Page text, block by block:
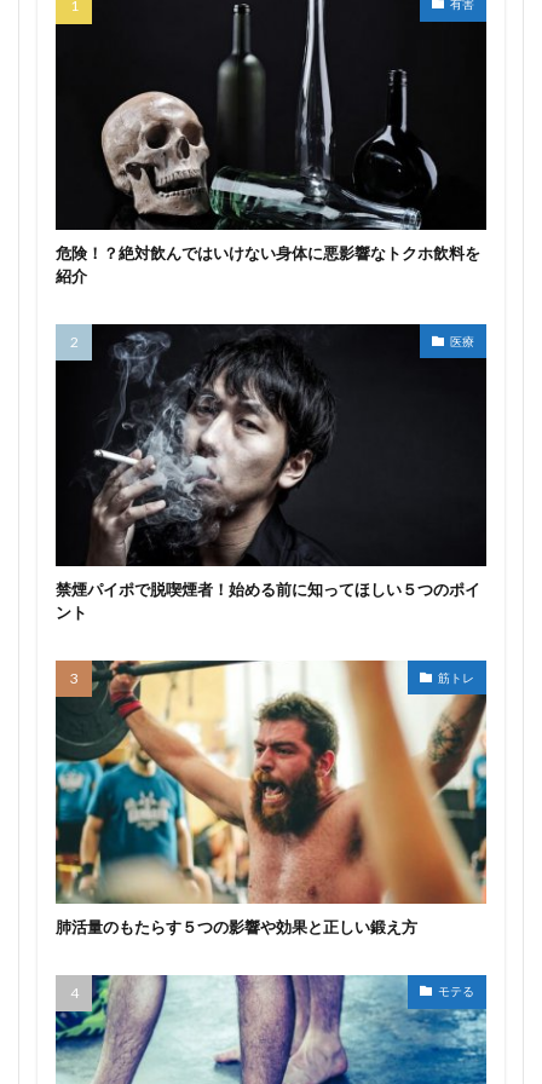
有害
危険！？絶対飲んではいけない身体に悪影響なトクホ飲料を
紹介
医療
禁煙パイポで脱喫煙者！始める前に知ってほしい５つのポイ
ント
筋トレ
肺活量のもたらす５つの影響や効果と正しい鍛え方
モテる